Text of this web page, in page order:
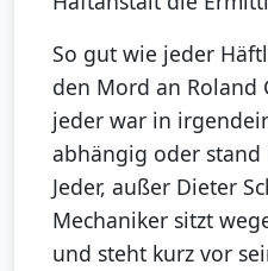
So gut wie jeder
den Mord an Roland
jeder war in
abhängig oder stand
Jeder, außer Dieter
Mechaniker sitzt
und steht kurz vor